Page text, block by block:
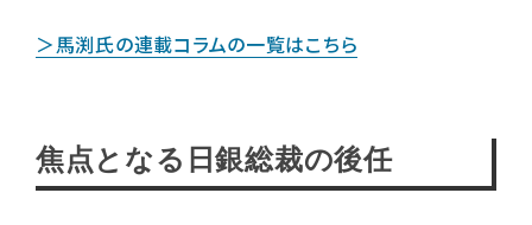
＞馬渕氏の連載コラムの一覧はこちら
焦点となる日銀総裁の後任